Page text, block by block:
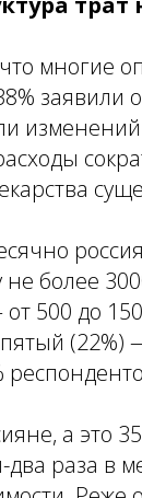
многие
заявили
более
500 до
(22%)
а это
раза в